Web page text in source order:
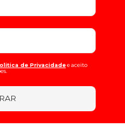
de Privacidadee aceito